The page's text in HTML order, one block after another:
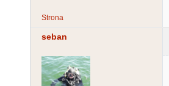
Strona
seban